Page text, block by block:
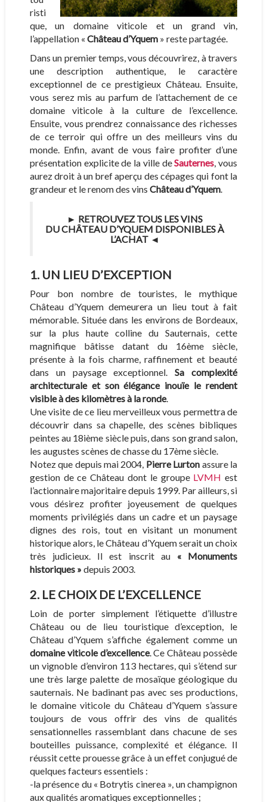
risti
que, un domaine viticole et un grand vin,
l’appellation « Château d’Yquem» reste partagée.
Dans un premier temps, vous découvrirez, à travers
une description authentique, le caractère
exceptionnel de ce prestigieux Château. Ensuite,
vous serez mis au parfum de l’attachement de ce
domaine viticole à la culture de l’excellence.
Ensuite, vous prendrez connaissance des richesses
de ce terroir qui offre un des meilleurs vins du
monde. Enfin, avant de vous faire profiter d’une
présentation explicite de la ville deSauternes, vous
aurez droit à un bref aperçu des cépages qui font la
grandeur et le renom des vins Château d’Yquem.
► RETROUVEZ TOUS LES VINS
DU CHÂTEAU D’YQUEM DISPONIBLES À
L’ACHAT◄
1. UN LIEU D’EXCEPTION
Pour bon nombre de touristes, le mythique
Château d’Yquem demeurera un lieu tout à fait
mémorable. Située dans les environs de Bordeaux,
sur la plus haute colline du Sauternais, cette
magnifique bâtisse datant du 16ème siècle,
présente à la fois charme, raffinement et beauté
dans un paysage exceptionnel.Sa complexité
architecturale et son élégance inouïe le rendent
visible à des kilomètres à la ronde.
Une visite de ce lieu merveilleux vous permettra de
découvrir dans sa chapelle, des scènes bibliques
peintes au 18ième siècle puis, dans son grand salon,
les augustes scènes de chasse du 17ème siècle.
Notez que depuis mai 2004, Pierre Lurton assure la
gestion de ce Château dont le groupe LVMH est
l’actionnaire majoritaire depuis 1999. Par ailleurs, si
vous désirez profiter joyeusement de quelques
moments privilégiés dans un cadre et un paysage
dignes des rois, tout en visitant un monument
historique alors, le Château d’Yquem serait un choix
très judicieux. Il est inscrit au « Monuments
historiques » depuis 2003.
2. LE CHOIX DE L’EXCELLENCE
Loin de porter simplement l’étiquette d’illustre
Château ou de lieu touristique d’exception, le
Château d’Yquem s’affiche également comme un
domaine viticole d’excellence. Ce Château possède
un vignoble d’environ 113 hectares, qui s’étend sur
une très large palette de mosaïque géologique du
sauternais. Ne badinant pas avec ses productions,
le domaine viticole du Château d’Yquem s’assure
toujours de vous offrir des vins de qualités
sensationnelles rassemblant dans chacune de ses
bouteilles puissance, complexité et élégance. Il
réussit cette prouesse grâce à un effet conjugué de
quelques facteurs essentiels :
-la présence du « Botrytis cinerea », un champignon
aux qualités aromatiques exceptionnelles ;